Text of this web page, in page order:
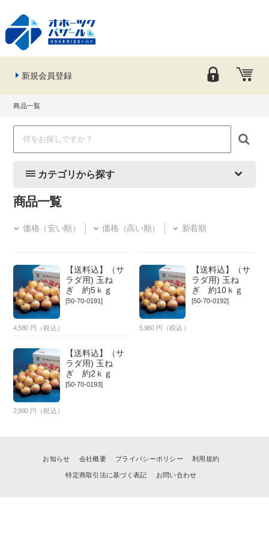
新規会員登録
商品一覧
カテゴリから探す
商品一覧
価格（安い順） 価格（高い順） 新着順
【送料込】（サ
ラダ用) 玉ね
ぎ 約5ｋｇ
[50-70-0191]
4,580 円（税込）
【送料込】（サ
ラダ用) 玉ね
ぎ 約10ｋｇ
[50-70-0192]
5,980 円（税込）
【送料込】（サ
ラダ用) 玉ね
ぎ 約2ｋｇ
[50-70-0193]
2,980 円（税込）
お知らせ 会社概要 プライバシーポリシー 利用規約
特定商取引法に基づく表記 お問い合わせ